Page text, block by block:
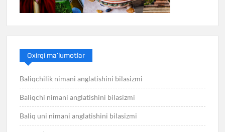
Oxirgi ma’lumotlar
Baliqchilik nimani anglatishini bilasizmi
Baliqchi nimani anglatishini bilasizmi
Baliq uni nimani anglatishini bilasizmi